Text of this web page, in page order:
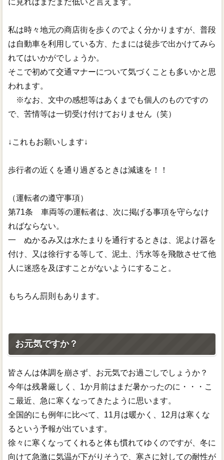
に見ればまだまだ低いと言えます。
私は時々地元の商店街を歩くのでよく分かりますが、普段
は自動車を利用している方、たまには徒歩で出かけてみら
れてはいかがでしょうか。
そこで初めて交通マナーについて気づくことも多いかと思
われます。
※なお、文中の感想等はあくまでも個人のものですの
で、苦情等は一切受け付けておりません（笑）
↓これもお願いします↓
歩行者の近くを通り過ぎるときは減速を！！
（運転者の遵守事項）
第71条 車両等の運転者は、次に掲げる事項を守らなけ
ればならない。
一 ぬかるみ又は水たまりを通行するときは、泥よけ器を
付け、又は徐行する等して、泥土、汚水等を飛散させて他
人に迷惑を及ぼすことがないようにすること。
もちろん罰則もあります。
お元気ですか？
皆さんは体調を崩さず、お元気でお過ごしでしょうか？
今年は残暑厳しく、1か月前はまだ暑かったのに・・・こ
こ最近、急に寒くなってきたように思います。
全国的にも例年に比べて、11月は暖かく、12月は寒くな
るという予報が出ています。
徐々に寒くなってくれると体も慣れてゆくのですが、冬に
向けて急激に気温が下がりそうで、寒さに対しての耐性が